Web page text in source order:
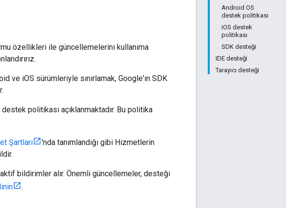
Android OS
destek politikası
iOS destek
politikası
SDK desteği
IDE desteği
Tarayıcı desteği
özellikleri ile güncellemelerini kullanıma
ve iOS sürümleriyle sınırlamak, Google'ın SDK
politikası açıklanmaktadır. Bu politika
Şartları
'nda tanımlandığı gibi Hizmetlerin
bildirimler alır. Önemli güncellemeler, desteği
.